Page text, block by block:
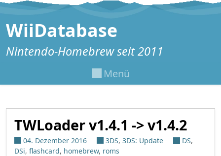
Zum Inhalt springen
WiiDatabase
Nintendo-Homebrew seit 2011
Menü
TWLoader v1.4.1 -> v1.4.2
04. Dezember 2016 3DS, 3DS: Update DS,
DSi, flashcard, homebrew, roms